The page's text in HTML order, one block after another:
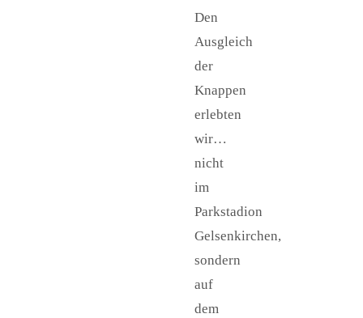
Den
Ausgleich
der
Knappen
erlebten
wir…
nicht
im
Parkstadion
Gelsenkirchen,
sondern
auf
dem